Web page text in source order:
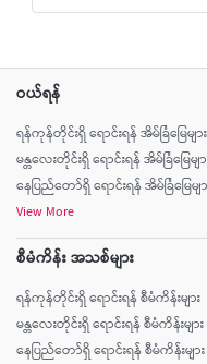
ဝယ်ရန်
ရန်ကုန်တိုင်းရှိ ရောင်းရန် အိမ်ခြံမြေများ
မန္တလေးတိုင်းရှိ ရောင်းရန် အိမ်ခြံမြေမျ
နေပြည်တော်ရှိ ရောင်းရန် အိမ်ခြံမြေမျ
View More
စီမံကိန်း အသစ်များ
ရန်ကုန်တိုင်းရှိ ရောင်းရန် စီမံကိန်းများ
မန္တလေးတိုင်းရှိ ရောင်းရန် စီမံကိန်းများ
နေပြည်တော်ရှိ ရောင်းရန် စီမံကိန်းများ